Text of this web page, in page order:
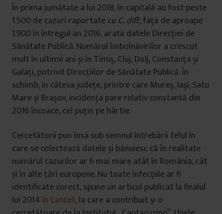
În prima jumătate a lui 2018, în capitală au fost peste
1.500 de cazuri raportate cu C. diff, față de aproape
1.900 în întregul an 2016, arată datele Direcției de
Sănătate Publică. Numărul îmbolnăvirilor a crescut
mult în ultimii ani și în Timiș, Cluj, Dolj, Constanța și
Galați, potrivit Direcțiilor de Sănătate Publică. În
schimb, în câteva județe, printre care Mureș, Iași, Satu
Mare și Brașov, incidența pare relativ constantă din
2016 încoace, cel puțin pe hârtie.
Cercetătorii pun însă sub semnul întrebării felul în
care se colectează datele și bănuiesc că în realitate
numărul cazurilor ar fi mai mare atât în România, cât
și în alte țări europene. Nu toate infecțiile ar fi
identificate corect, spune un articol publicat la finalul
lui 2014în Lancet,la care a contribuit și o